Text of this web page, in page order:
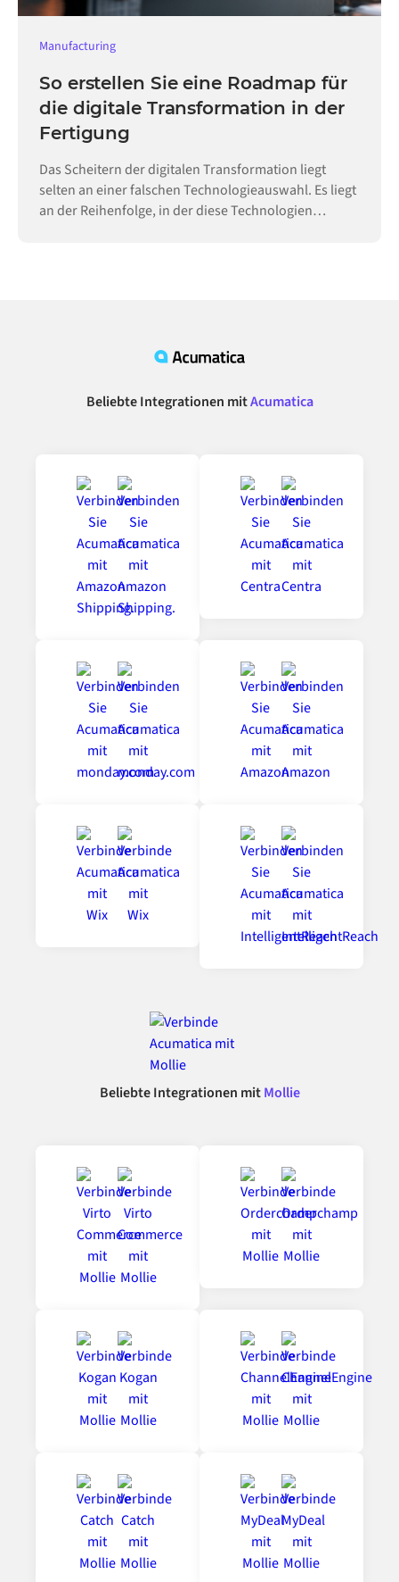
Manufacturing
So erstellen Sie eine Roadmap für
die digitale Transformation in der
Fertigung
Das Scheitern der digitalen Transformation liegt
selten an einer falschen Technologieauswahl. Es liegt
an der Reihenfolge, in der diese Technologien
Beliebte Integrationen mitAcumatica
Beliebte Integrationen mitMollie